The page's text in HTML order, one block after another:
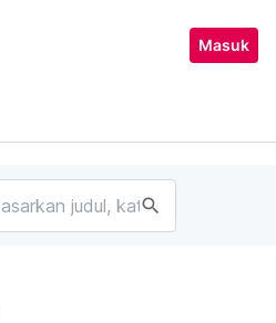
Masuk
search